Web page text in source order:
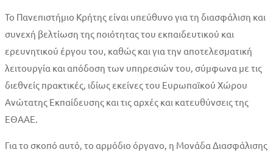
Το Πανεπιστήμιο Κρήτης είναι υπεύθυνο για τη διασφάλιση και
συνεχή βελτίωση της ποιότητας του εκπαιδευτικού και
ερευνητικού έργου του, καθώς και για την αποτελεσματική
λειτουργία και απόδοση των υπηρεσιών του, σύμφωνα με τις
διεθνείς πρακτικές, ιδίως εκείνες του Ευρωπαϊκού Χώρου
Ανώτατης Εκπαίδευσης και τις αρχές και κατευθύνσεις της
ΕΘΑΑΕ.
Για το σκοπό αυτό, το αρμόδιο όργανο, η Μονάδα Διασφάλισης